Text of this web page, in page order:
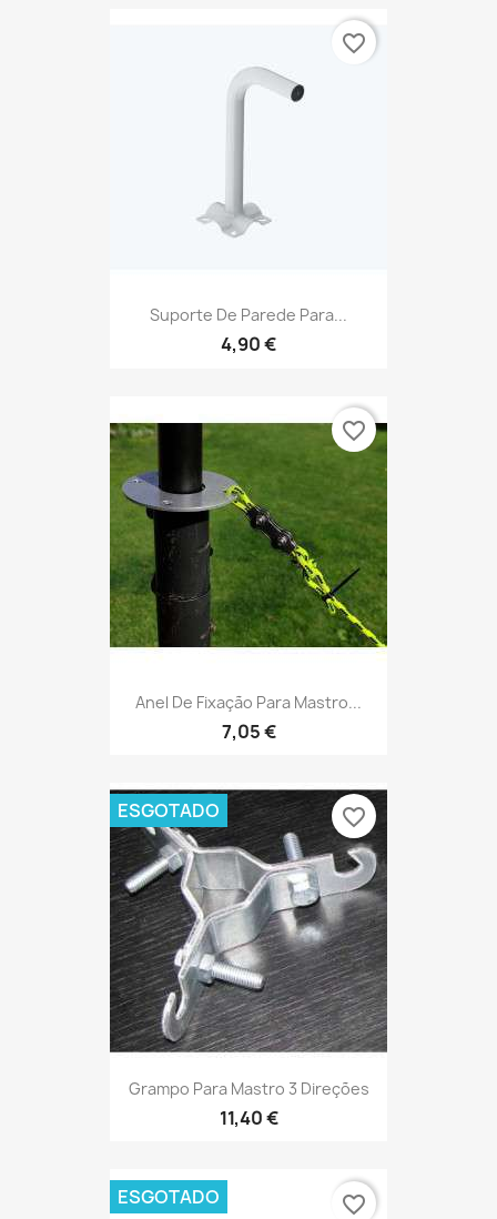
Suporte De Parede Para...
4,90 €
favorite_border
Anel De Fixação Para Mastro...
7,05 €
favorite_border
Grampo Para Mastro 3 Direções
11,40 €
ESGOTADO favorite_border
ESGOTADO favorite_border